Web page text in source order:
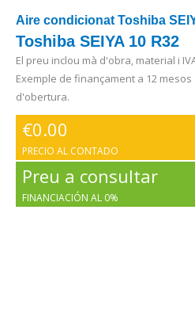
Aire condicionat Toshiba
Toshiba SEIYA 10 R32
El preu inclou mà d'obra, material i
Exemple de finançament a 12 mesos
d'obertura.
€0.00
PRECIO AL CONTADO
Preu a consultar
FINANCIACIÓN AL 0%